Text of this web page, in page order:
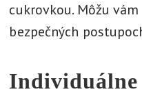
cukrovkou. Môžu
bezpečných